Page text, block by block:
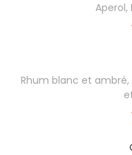
Aperol,
Rhum blanc et